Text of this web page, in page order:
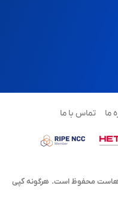
ما تماس با ما
محفوظ است. هرگونه کپی